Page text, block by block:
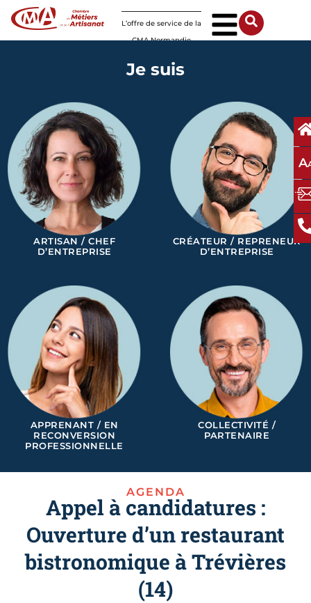
L’offre de service de la
CMA Normandie
A
Je suis
ARTISAN / CHEF
D’ENTREPRISE
CRÉATEUR / REPRENEUR
D’ENTREPRISE
APPRENANT / EN
RECONVERSION
PROFESSIONNELLE
COLLECTIVITÉ /
PARTENAIRE
AGENDA
Appel à candidatures :
Ouverture d’un restaurant
bistronomique à Trévières
(14)
Panneau de gestion des cookies